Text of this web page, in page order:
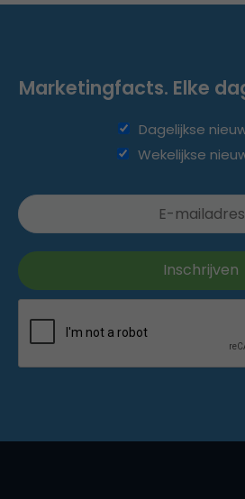
Marketingfacts. Elke
Dagelijkse
Wekelijkse